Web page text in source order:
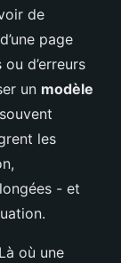
de
page
d’erreurs
un modèle
les
- et
où une